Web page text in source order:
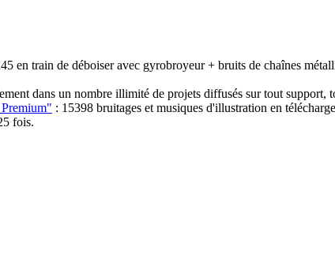
en train de déboiser avec gyrobroyeur + bruits de chaînes
dans un nombre illimité de projets diffusés sur tout support,
: 15398 bruitages et musiques d'illustration en
fois.